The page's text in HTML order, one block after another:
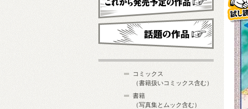
試し読
これから発売予定
コミックス
（書籍扱いコミックス含む）
書籍
（写真集とムック含む）